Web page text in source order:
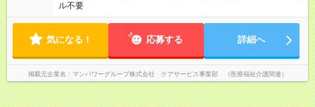
ル不要
気になる！ 応募する 詳細へ
掲載元企業名 マンパワーグループ株式会社 ケアサービス事業部 （医療福祉介護関連）